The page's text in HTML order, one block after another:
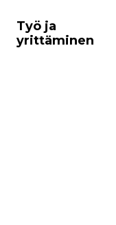
Työ ja
yrittäminen